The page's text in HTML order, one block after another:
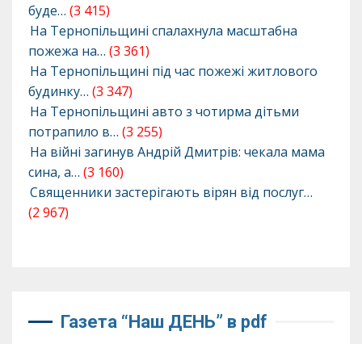
буде… (3 415)
На Тернопільщині спалахнула масштабна
пожежа на… (3 361)
На Тернопільщині під час пожежі житлового
будинку… (3 347)
На Тернопільщині авто з чотирма дітьми
потрапило в… (3 255)
На війні загинув Андрій Дмитрів: чекала мама
сина, а… (3 160)
Священники застерігають вірян від послуг…
(2 967)
Газета “Наш ДЕНЬ” в pdf